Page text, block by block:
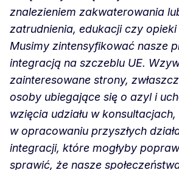
znalezieniem zakwaterowania
zatrudnienia, edukacji czy
Musimy zintensyfikować nasze
integracją na szczeblu UE.
zainteresowane strony,
osoby ubiegające się o azyl i
wzięcia udziału w
w opracowaniu przyszłych
integracji, które mogłyby
sprawić, że nasze